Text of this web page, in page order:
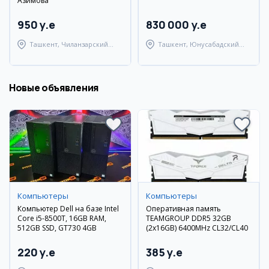
950 y.e
Ташкент, Чиланзарский
830 000 y.e
Ташкент, Юнусабадский
Новые объявления
Компьютеры
Компьютер Dell на базе Intel
Core i5-8500T, 16GB RAM,
512GB SSD, GT730 4GB
220 y.e
Компьютеры
Оперативная память
TEAMGROUP DDR5 32GB
(2x16GB) 6400MHz CL32/CL40
385 y.e